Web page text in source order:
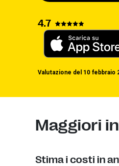
4.7
Valutazione del 10 febbraio
Maggiori
Stima i costi in